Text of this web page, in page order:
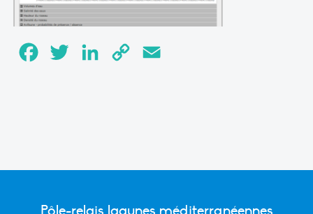
FacebookTwitter LinkedInCopy